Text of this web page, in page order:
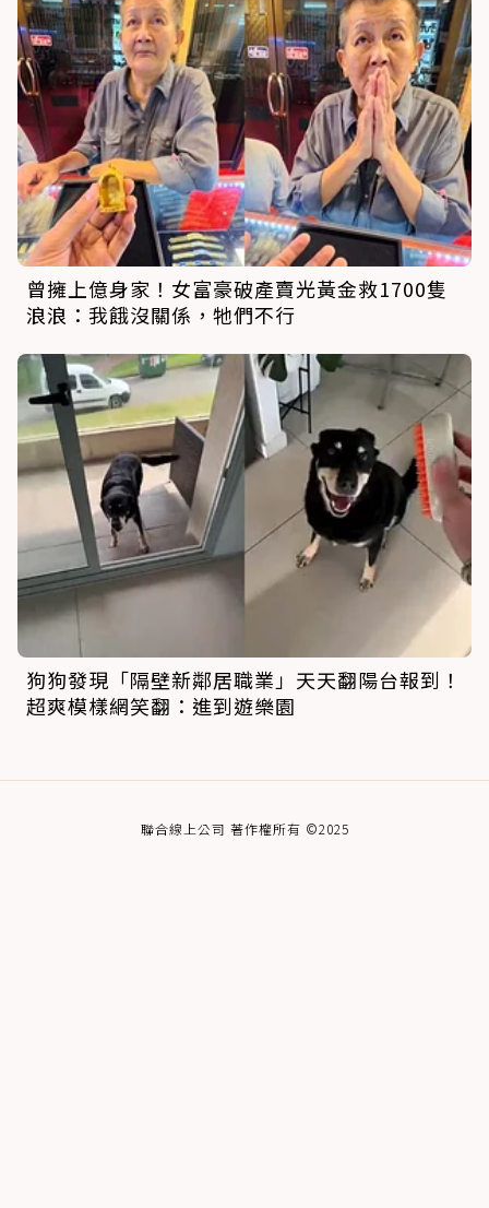
曾擁上億身家！女富豪破產賣光黃金救1700隻
浪浪：我餓沒關係，牠們不行
狗狗發現「隔壁新鄰居職業」天天翻陽台報到！
超爽模樣網笑翻：進到遊樂園
聯合線上公司 著作權所有 ©2025